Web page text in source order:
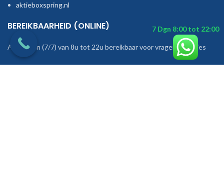
aktieboxspring.nl
BEREIKBAARHEID (ONLINE)
Alle dagen (7/7) van 8u tot 22u bereikbaar voor vragen of advies